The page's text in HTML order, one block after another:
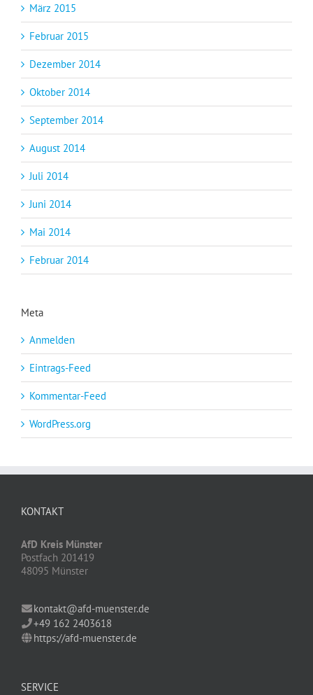
März 2015
Februar 2015
Dezember 2014
Oktober 2014
September 2014
August 2014
Juli 2014
Juni 2014
Mai 2014
Februar 2014
Meta
Anmelden
Eintrags-Feed
Kommentar-Feed
WordPress.org
KONTAKT
AfD Kreis Münster
Postfach 201419
48095 Münster
kontakt@afd-muenster.de
+49 162 2403618
https://afd-muenster.de
SERVICE